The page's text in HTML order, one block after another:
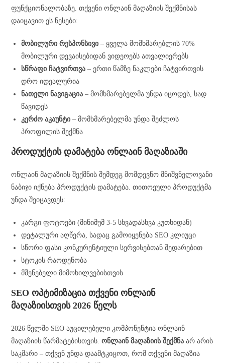
ფუნქციონალობაზე. თქვენი ონლაინ მაღაზიის შექმნისას
დაიცავით ეს წესები:
მობილური რესპონსივი – ყველა მომხმარებლის 70%
მობილური დევაისებიდან ვიდეოებს ათვალიერებს
სწრაფი ჩატვირთვა – ერთი წამზე ნაკლები ჩატვირთვის
დრო იდეალურია
ნათელი ნავიგაცია – მომხმარებელმა უნდა იცოდეს, სად
წავიდეს
კერძო აკაუნტი – მომხმარებელმა უნდა შეძლოს
პროფილის შექმნა
პროდუქტის დამატება ონლაინ მაღაზიაში
ონლაინ მაღაზიის შექმნის შემდეგ მომდევნო მნიშვნელოვანი
ნაბიჯი იქნება პროდუქტის დამატება. თითოეული პროდუქტმა
უნდა შეიცავდეს:
კარგი ფოტოები (მინიმუმ 3-5 სხვადასხვა კუთხიდან)
დეტალური აღწერა, სადაც გამოიყენება SEO კლიუცი
სწორი ფასი კონკურენტიული სერვისებთან შედარებით
სტოკის რაოდენობა
მშენებელი მიმოხილვებისთვის
SEO ოპტიმიზაცია თქვენი ონლაინ
მაღაზიისთვის 2026 წელს
2026 წელში SEO აუცილებელი კომპონენტია ონლაინ
მაღაზიის წარმატებისთვის.ონლაინ მაღაზიის შექმნა არ არის
საკმარი – თქვენ უნდა დაამტკიცოთ, რომ თქვენი მაღაზია